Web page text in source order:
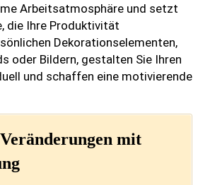
Arbeitsatmosphäre und setzt
die Ihre Produktivität
Dekorationselementen,
oder Bildern, gestalten Sie Ihren
und schaffen eine motivierende
mit